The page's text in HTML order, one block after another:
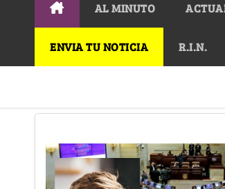
AL MINUTO
ENVIA TU NOTICIA R.I.N.